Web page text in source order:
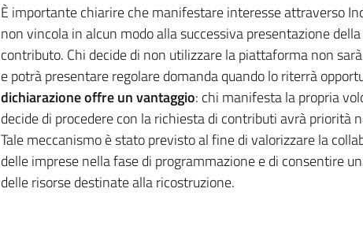
È importante chiarire che manifestare interesse attraverso
non vincola in alcun modo alla successiva presentazione
contributo. Chi decide di non utilizzare la piattaforma non
e potrà presentare regolare domanda quando lo riterrà
dichiarazione offre un vantaggio: chi manifesta la propria
decide di procedere con la richiesta di contributi avrà priorità
Tale meccanismo è stato previsto al fine di valorizzare la
delle imprese nella fase di programmazione e di consentire
delle risorse destinate alla ricostruzione.